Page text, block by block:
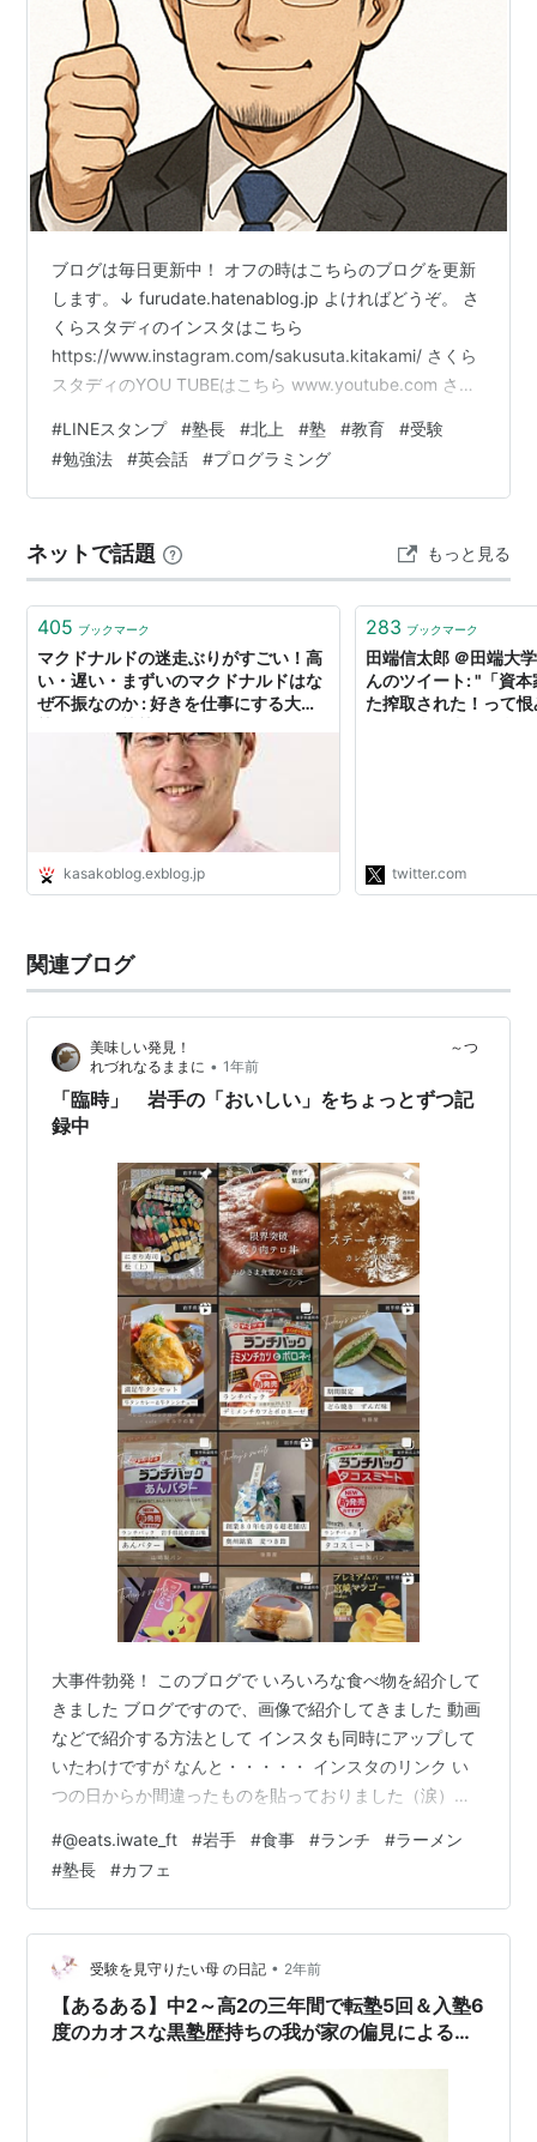
ブログは毎日更新中！ オフの時はこちらのブログを更新
します。↓ furudate.hatenablog.jp よければどうぞ。 さ
くらスタディのインスタはこちら
https://www.instagram.com/sakusuta.kitakami/ さくら
スタディのYOU TUBEはこちら www.youtube.com さく
https://store.line.me/stickershop/product/31078469/ja
?from=sticker ついに完成！塾長のLINEスタンプ爆誕！
～ちょっとウザい？いいえ、愛です(笑)～ このたび、さ
#LINEスタンプ #塾長 #北上 #塾 #教育 #受験
#勉強法 #英会話 #プログラミング
ネットで話題 もっと見る
405 ブックマーク
マクドナルドの迷走ぶりがすごい！高
い・遅い・まずいのマクドナルドはな
ぜ不振なのか : 好きを仕事にする大人
ライター・セルフマガジン編集者かさ
kasakoblog.exblog.jp
283 ブックマーク
田端信太郎 ＠田端大
んのツイート: "「資
た搾取された！って
非モテがディスる構
twitter.com
関連ブログ
美味しい発見！ ～つ
れづれなるままに • 1年前
「臨時」 岩手の「おいしい」をちょっとずつ記
録中
大事件勃発！ このブログで いろいろな食べ物を紹介して
きました ブログですので、画像で紹介してきました 動画
などで紹介する方法として インスタも同時にアップして
いたわけですが なんと・・・・・ インスタのリンク い
つの日からか間違ったものを貼っておりました（涙）
igsh=aHBhYnlxYWRobTl6 このブログを読んでくださっ
ている方の中には インスタもチェックしようとしてくれ
た人もいるはず （いないと困る💦） なのにリンク飛べな
いなんて・・・ https://www.instagram.com/eats.i…
#@eats.iwate_ft #岩手 #食事 #ランチ #ラーメン
#塾長 #カフェ
受験を見守りたい母 の日記 • 2年前
【あるある】中2～高2の三年間で転塾5回＆入塾6
度のカオスな黒塾歴持ちの我が家の偏見による大